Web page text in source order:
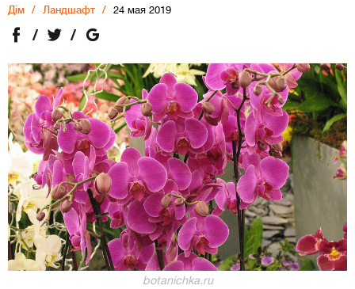
Дiм Ландшафт 24 мая 2019
botanichka.ru